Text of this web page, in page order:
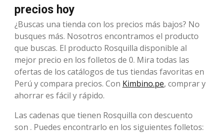
precios hoy
¿Buscas una tienda con los precios más bajos? No
busques más. Nosotros encontramos el producto
que buscas. El producto Rosquilla disponible al
mejor precio en los folletos de 0. Mira todas las
ofertas de los catálogos de tus tiendas favoritas en
Perú y compara precios. Con Kimbino.pe, comprar y
ahorrar es fácil y rápido.
Las cadenas que tienen Rosquilla con descuento
son . Puedes encontrarlo en los siguientes folletos: